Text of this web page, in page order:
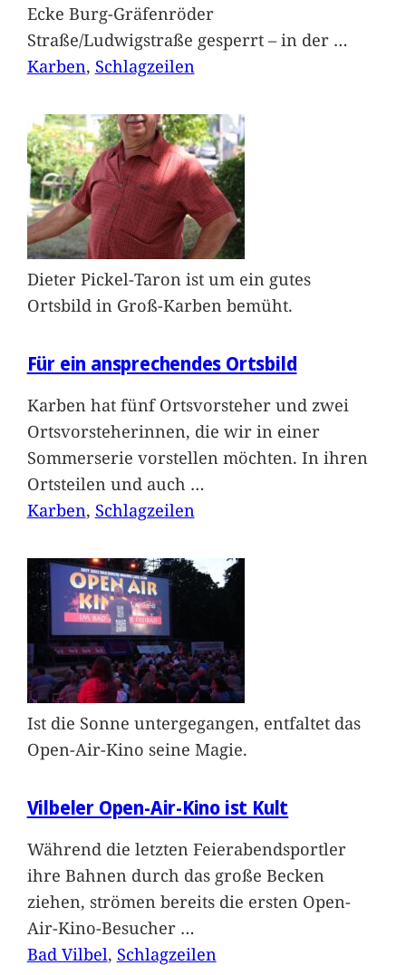
Ecke Burg-Gräfenröder
Straße/Ludwigstraße gesperrt – in der …
Karben, Schlagzeilen
Dieter Pickel-Taron ist um ein gutes
Ortsbild in Groß-Karben bemüht.
Für ein ansprechendes Ortsbild
Karben hat fünf Ortsvorsteher und zwei
Ortsvorsteherinnen, die wir in einer
Sommerserie vorstellen möchten. In ihren
Ortsteilen und auch …
Karben, Schlagzeilen
Ist die Sonne untergegangen, entfaltet das
Open-Air-Kino seine Magie.
Vilbeler Open-Air-Kino ist Kult
Während die letzten Feierabendsportler
ihre Bahnen durch das große Becken
ziehen, strömen bereits die ersten Open-
Air-Kino-Besucher …
Bad Vilbel, Schlagzeilen